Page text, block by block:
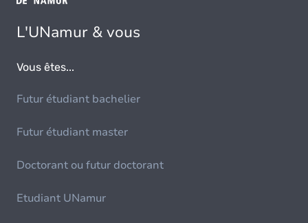
L'UNamur & vous
Vous êtes...
Futur étudiant bachelier
Futur étudiant master
Doctorant ou futur doctorant
Etudiant UNamur